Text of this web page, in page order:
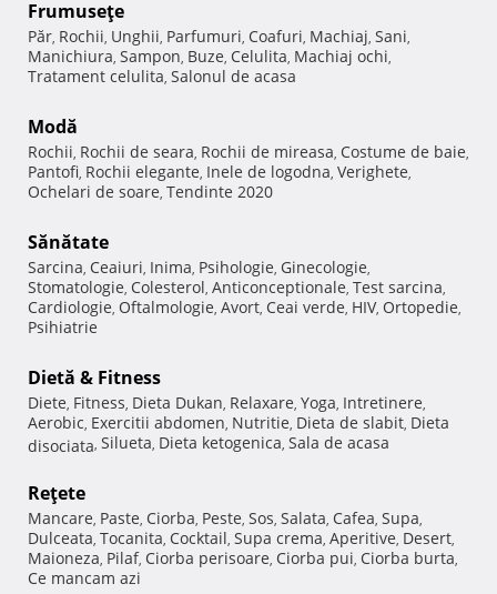
Frumuseţe
Păr, Rochii, Unghii, Parfumuri, Coafuri, Machiaj, Sani,
Manichiura, Sampon, Buze, Celulita, Machiaj ochi,
Tratament celulita, Salonul de acasa
Modă
Rochii, Rochii de seara, Rochii de mireasa, Costume de baie,
Pantofi, Rochii elegante, Inele de logodna, Verighete,
Ochelari de soare, Tendinte 2020
Sănătate
Sarcina, Ceaiuri, Inima, Psihologie, Ginecologie,
Stomatologie, Colesterol, Anticonceptionale, Test sarcina,
Cardiologie, Oftalmologie, Avort, Ceai verde, HIV, Ortopedie,
Psihiatrie
Dietă & Fitness
Diete, Fitness, Dieta Dukan, Relaxare, Yoga, Intretinere,
Aerobic, Exercitii abdomen, Nutritie, Dieta de slabit, Dieta
disociata, Silueta, Dieta ketogenica, Sala de acasa
Reţete
Mancare, Paste, Ciorba, Peste, Sos, Salata, Cafea, Supa,
Dulceata, Tocanita, Cocktail, Supa crema, Aperitive, Desert,
Maioneza, Pilaf, Ciorba perisoare, Ciorba pui, Ciorba burta,
Ce mancam azi